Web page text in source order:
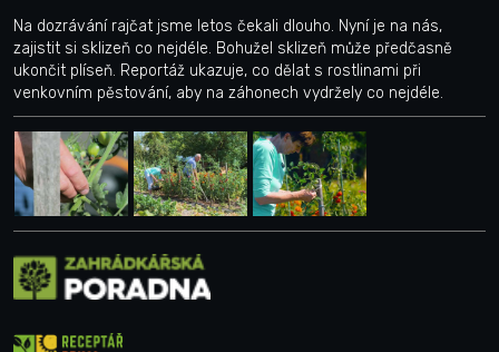
Na dozrávání rajčat jsme letos čekali dlouho. Nyní je na nás,
zajistit si sklizeň co nejdéle. Bohužel sklizeň může předčasně
ukončit plíseň. Reportáž ukazuje, co dělat s rostlinami při
venkovním pěstování, aby na záhonech vydržely co nejdéle.